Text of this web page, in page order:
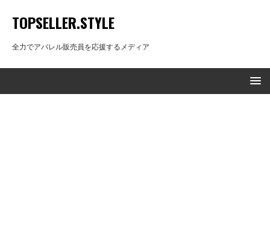
TOPSELLER.STYLE
全力でアパレル販売員を応援するメディア